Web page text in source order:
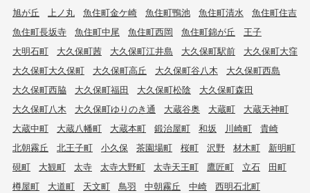
旭が丘
上ノ丸 魚住町金ケ崎 魚住町鴨池 魚住町清水
魚住町住吉
魚住町長坂寺
魚住町中尾 魚住町西岡 魚住町錦が丘
王子
大明石町
大久保町茜 大久保町江井島 大久保町駅前
大久保町大窪
大久保町大久保町
大久保町高丘 大久保町谷八木
大久保町西島
大久保町西脇
大久保町福田 大久保町松陰
大久保町森田
大久保町八木
大久保町ゆりのき通 大蔵谷奥 大蔵町
大蔵天神町
大蔵中町
大蔵八幡町 大蔵本町 鍛治屋町 和坂 川崎町
貴崎
北朝霧丘
北王子町 小久保 茶園場町 桜町 沢野 材木町
新明町
硯町
大観町 太寺 太寺大野町 太寺天王町 鷹匠町 立石
田町
樽屋町
大道町 天文町 鳥羽 中朝霧丘 中崎
西明石北町